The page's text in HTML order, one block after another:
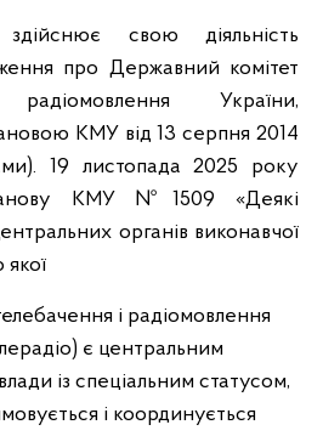
здійснює свою діяльність
про Державний комітет
України,
КМУ від 13 серпня 2014
19 листопада 2025 року
КМУ №1509 «Деякі
органів виконавчої
якої
і радіомовлення
є центральним
із спеціальним статусом,
і координується